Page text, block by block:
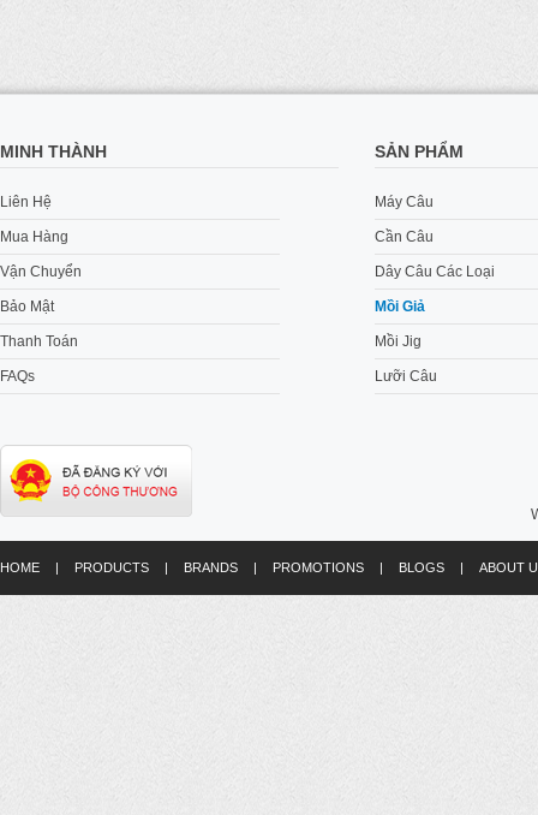
MINH THÀNH
Liên Hệ
Mua Hàng
Vận Chuyển
Bảo Mật
Thanh Toán
FAQs
SẢN PHẨM
Máy Câu
Cần Câu
Dây Câu Các Loại
Mồi Giả
Mồi Jig
Lưỡi Câu
HOME | PRODUCTS | BRANDS | PROMOTIONS | BLOGS | ABOUT